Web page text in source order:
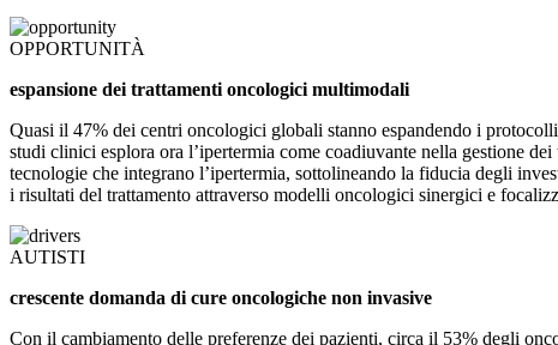
OPPORTUNITÀ
espansione dei trattamenti oncologici multimodali
Quasi il 47% dei centri oncologici globali stanno espandendo i
studi clinici esplora ora l’ipertermia come coadiuvante nella gestione
tecnologie che integrano l’ipertermia, sottolineando la fiducia degli
i risultati del trattamento attraverso modelli oncologici sinergici e
AUTISTI
crescente domanda di cure oncologiche non invasive
Con il cambiamento delle preferenze dei pazienti, circa il 53% degli